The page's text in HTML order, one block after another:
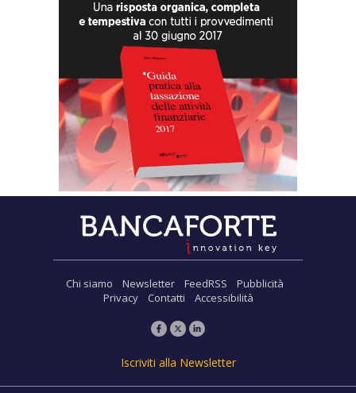
Chi siamo Newsletter FeedRSS
Pubblicità
Privacy
Contatti Accessibilità
Iscriviti alla Newsletter